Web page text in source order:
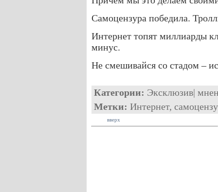
Самоцензура победила.
Интернет топят миллиарды
минус.
Не смешивайся со стадом –
Категории: Эксклюзив|
Метки: Интернет,
вверх